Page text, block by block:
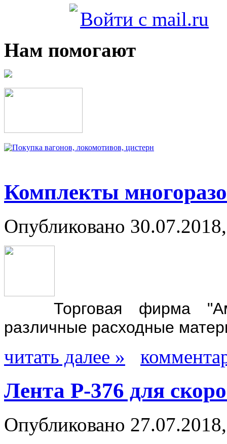
Войти с mail.ru
Нам помогают
Комплекты
Опубликовано
Торговая фирма
различные расходные
читать далее »
Лента Р-376 для
Опубликовано